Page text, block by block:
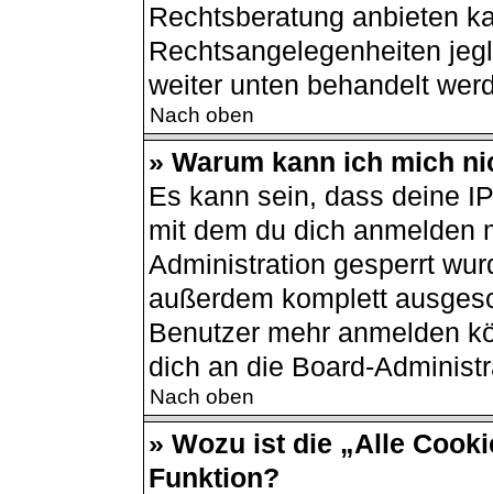
Rechtsberatung anbieten
Rechtsangelegenheiten
weiter unten behandelt
Nach oben
» Warum kann ich mich
Es kann sein, dass deine
mit dem du dich anmelden
Administration gesperrt
außerdem komplett
Benutzer mehr anmelden
dich an die Board-
Nach oben
» Wozu ist die „Alle
Funktion?